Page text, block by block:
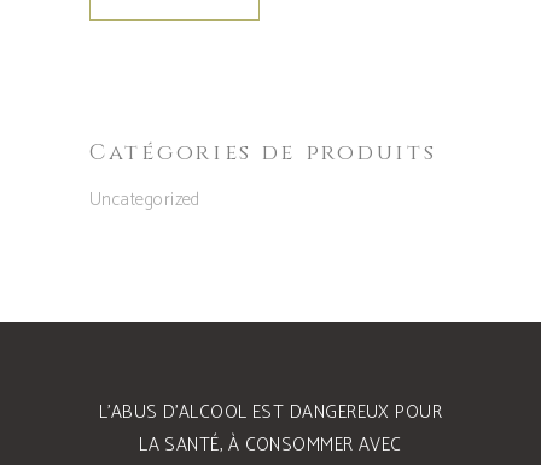
Catégories de produits
Uncategorized
L’ABUS D’ALCOOL EST DANGEREUX POUR
LA SANTÉ, À CONSOMMER AVEC